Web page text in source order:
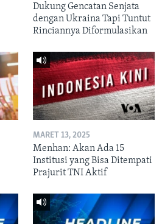
Dukung Gencatan Senjata
dengan Ukraina Tapi Tuntut
Rinciannya Diformulasikan
MARET 13, 2025
Menhan: Akan Ada 15
Institusi yang Bisa Ditempati
Prajurit TNI Aktif